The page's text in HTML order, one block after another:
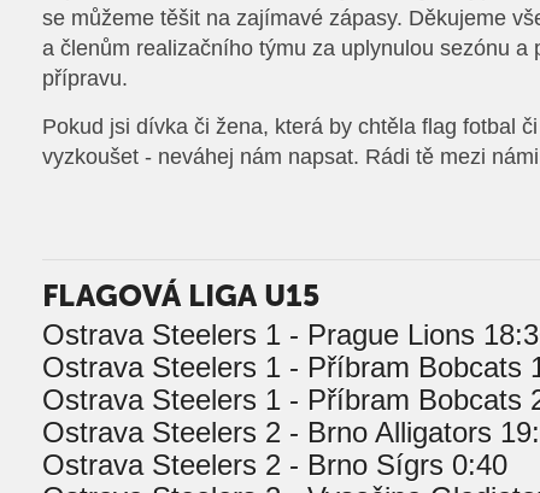
se můžeme těšit na zajímavé zápasy. Děkujeme
a členům realizačního týmu za uplynulou sezónu a
přípravu.
Pokud jsi dívka či žena, která by chtěla flag fotbal
vyzkoušet - neváhej nám napsat. Rádi tě mezi
FLAGOVÁ LIGA U15
Ostrava Steelers 1 - Prague Lions
Ostrava Steelers 1 - Příbram Bobcats
Ostrava Steelers 1 - Příbram Bobcats
Ostrava Steelers 2 - Brno Alligators
Ostrava Steelers 2 - Brno Sígrs 0:40